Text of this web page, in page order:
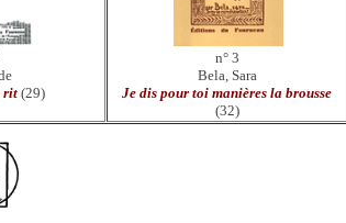
rit(29)
n° 3
Bela, Sara
Je dis pour toi manières la brousse
(32)